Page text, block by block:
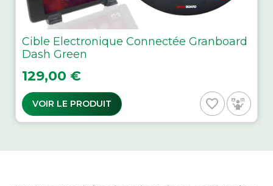
Cible Electronique Connectée Granboard
Dash Green
Prix
129,00 €
VOIR LE PRODUIT favorite_border